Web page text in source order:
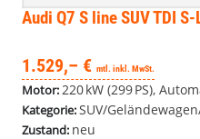
Audi Q7 S line SUV TDI
1.529,– € mtl. inkl. MwSt.
Motor:220 kW (299 PS),
Kategorie:SUV/
Zustand: neu